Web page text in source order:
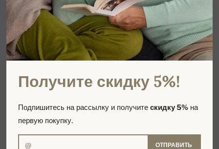
Получите скидку 5%!
Подпишитесь на рассылку и получитескидку 5% на
первую покупку.
ОТПРАВИТЬ